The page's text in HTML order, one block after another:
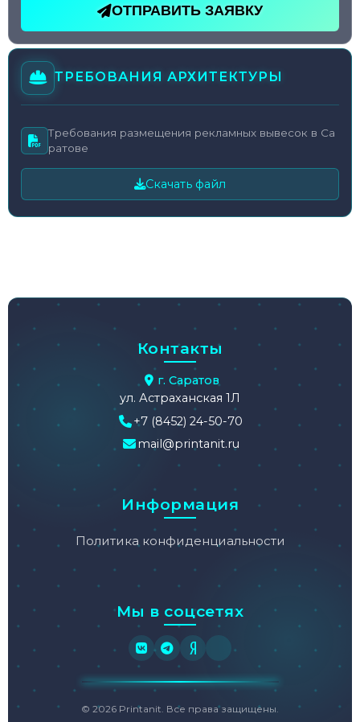
ТРЕБОВАНИЯ АРХИТЕКТУРЫ
Требования размещения рекламных вывесок в Са
ратове
Скачать файл
ОТПРАВИТЬ ЗАЯВКУ
Контакты
г. Саратов
ул. Астраханская 1Л
+7 (8452) 24-50-70
mail@printanit.ru
Информация
Политика конфиденциальности
Мы в соцсетях
© 2026 Printanit. Все права защищены.